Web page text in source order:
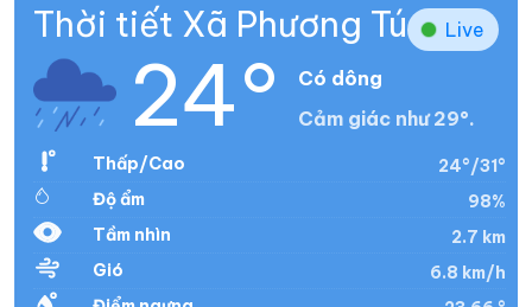
Thời tiết Xã Phương Tú Live
24°
Có dông
Cảm giác như 29°.
Thấp/Cao
24°/31°
Độ ẩm
98%
Tầm nhìn
2.7 km
Gió
6.8 km/h